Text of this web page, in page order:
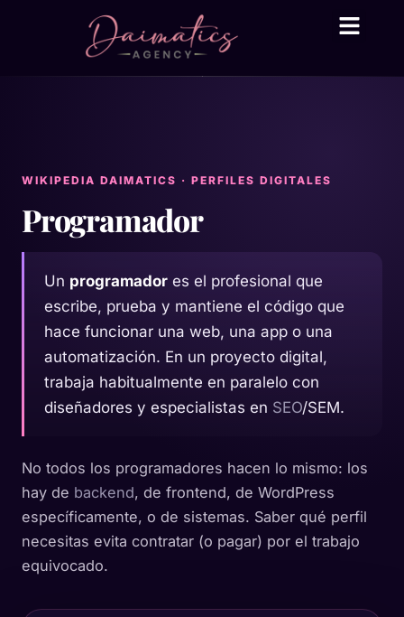
WIKIPEDIA DAIMATICS · PERFILES DIGITALES
Programador
Un programador es el profesional que
escribe, prueba y mantiene el código que
hace funcionar una web, una app o una
automatización. En un proyecto digital,
trabaja habitualmente en paralelo con
diseñadores y especialistas en SEO/SEM.
No todos los programadores hacen lo mismo: los
hay de backend, de frontend, de WordPress
específicamente, o de sistemas. Saber qué perfil
necesitas evita contratar (o pagar) por el trabajo
equivocado.
Daima Business AI
● En línea